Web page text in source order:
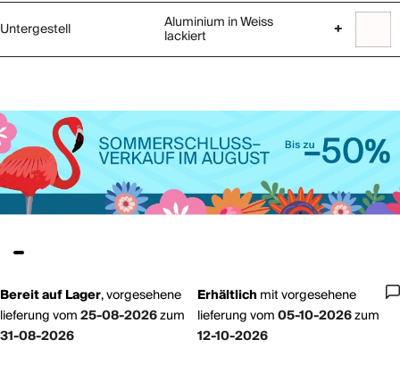
Untergestell Aluminium in Weiss
lackiert +
Bereit auf Lager,vorgesehene
lieferung vom25-08-2026zum
31-08-2026
Erhältlich mitvorgesehene
lieferung vom05-10-2026zum
12-10-2026